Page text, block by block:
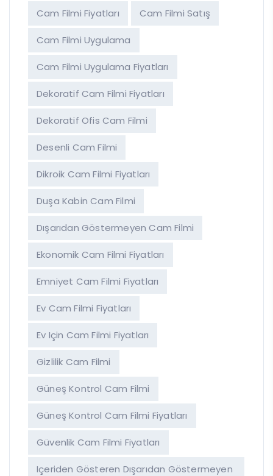
Cam Filmi Fiyatları Cam Filmi Satış
Cam Filmi Uygulama
Cam Filmi Uygulama Fiyatları
Dekoratif Cam Filmi Fiyatları
Dekoratif Ofis Cam Filmi
Desenli Cam Filmi
Dikroik Cam Filmi Fiyatları
Duşa Kabin Cam Filmi
Dışarıdan Göstermeyen Cam Filmi
Ekonomik Cam Filmi Fiyatları
Emniyet Cam Filmi Fiyatları
Ev Cam Filmi Fiyatları
Ev Için Cam Filmi Fiyatları
Gizlilik Cam Filmi
Güneş Kontrol Cam Filmi
Güneş Kontrol Cam Filmi Fiyatları
Güvenlik Cam Filmi Fiyatları
Içeriden Gösteren Dışarıdan Göstermeyen